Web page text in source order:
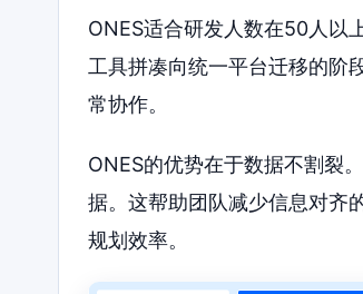
ONES适合研发人数在50人以
工具拼凑向统一平台迁移的阶
常协作。
ONES的优势在于数据不割裂
据。这帮助团队减少信息对齐
规划效率。